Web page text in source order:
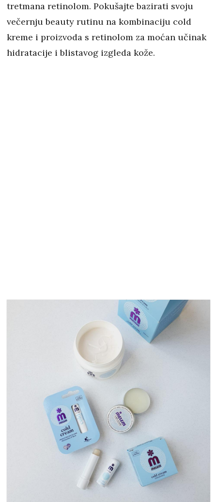
tretmana retinolom. Pokušajte bazirati svoju
večernju beauty rutinu na kombinaciju cold
kreme i proizvoda s retinolom za moćan učinak
hidratacije i blistavog izgleda kože.